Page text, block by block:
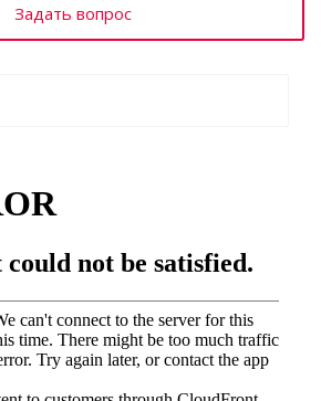
Задать вопрос